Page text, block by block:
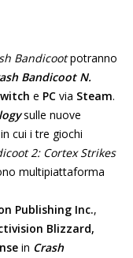
Bandicootpotranno
Bandicoot N.
e PC via Steam.
sulle nuove
cui i tre giochi
2: Cortex Strikes
multipiattaforma
Publishing Inc.,
Blizzard,
in Crash